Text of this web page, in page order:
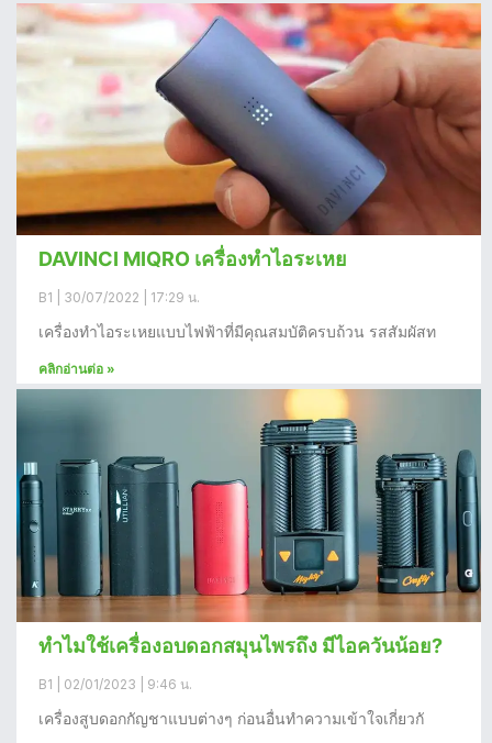
DAVINCI MIQRO เครื่องทำไอระเหย
B1 30/07/2022 17:29 น.
เครื่องทำไอระเหยแบบไฟฟ้าที่มีคุณสมบัติครบถ้วน รสสัมผัสท
คลิกอ่านต่อ »
ทำไมใช้เครื่องอบดอกสมุนไพรถึง มีไอควันน้อย?
B1 02/01/2023 9:46 น.
เครื่องสูบดอกกัญชาแบบต่างๆ ก่อนอื่นทำความเข้าใจเกี่ยวกั